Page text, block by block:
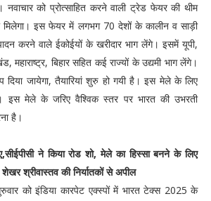
को प्रोत्साहित करने वाली ट्रेड फेयर की थीम
इस फेयर में लगभग 70 देशों के कालीन व साड़ी
करने वाले ईकोईयों के खरीदार भाग लेंगे। इसमें यूपी,
महाराष्ट्र, बिहार सहित कई राज्यों के उद्यमी भाग लेंगे।
दिया जायेगा, तैयारियां शुरु हो गयी है। इस मेले के लिए
इस मेले के जरिए वैश्विक स्तर पर भारत की उभरती
है।
ने किया रोड शो, मेले का हिस्सा बनने के लिए
श्रीवास्तव की निर्यातकों से अपील
को इंडिया कारपेट एक्स्पों में भारत टेक्स 2025 के